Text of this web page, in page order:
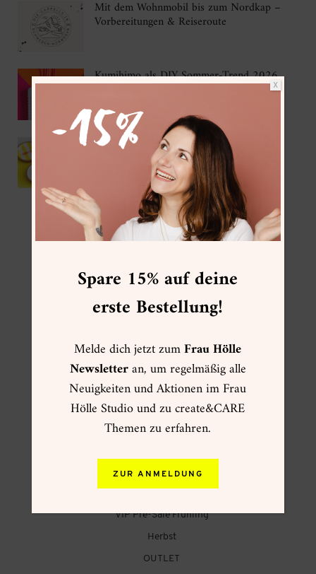
Mit dem Wohnmobil bis zum Nordkap –
Vorbereitungen & Reiseroute
Kumihimo als DIY Sommer-Trend 2026
IKEA Hack – DIY Korkuntersetzer mit
FRAU HÖLLE ONLINESHOP
☀ Sommer ☀
Muttertag
Creative Summer
VIP Pre-Sale Frühling
Herbst
OUTLET
Spare 15% auf deine
erste Bestellung!
Melde dich jetzt zumFrau Hölle
Newsletteran, um regelmäßig alle
Neuigkeiten und Aktionen im Frau
Hölle Studio und zu create&CARE
Themen zu erfahren.
ZUR ANMELDUNG
X